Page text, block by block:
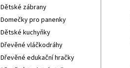
Dětské zábrany
Domečky pro panenky
Dětské kuchyňky
Dřevěné vláčkodráhy
Dřevěné edukační hračky